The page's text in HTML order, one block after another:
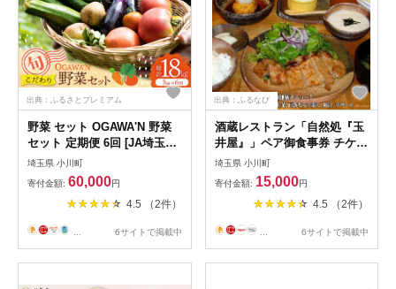
出典：ふるさとプレミアム
野菜 セット OGAWA'N 野菜
セット 定期便 6回 [JA埼玉中
央 埼玉県 小川町 137] 6ヶ月
連続 やさい 季節野菜 詰め合
わせ 食べ比べ 旬 農産物
埼玉県 小川町
寄付金額: 60,000円
4.5 （2件）
6サイトで掲載中
出典：ふるなび
酒蔵レストラン「自然処『玉
井屋』」ペア御食事券 チケッ
ト ランチ 2名 [晴雲酒造 埼玉
県 小川町 394]
埼玉県 小川町
寄付金額: 15,000円
4.5 （2件）
6サイトで掲載中